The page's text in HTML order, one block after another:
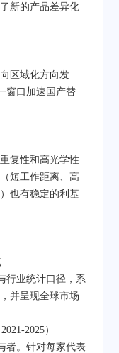
新的产品差异化
区域化方向发
窗口加速国产替
复性和高光学性
短工作距离、高
也有稳定的利基
行业统计口径，系
并呈现全球市场
2025）
者。针对每家代表